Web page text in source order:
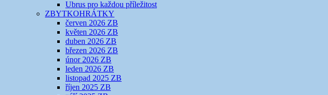
Ubrus pro každou příležitost
ZBYTKOHRÁTKY
červen 2026 ZB
květen 2026 ZB
duben 2026 ZB
březen 2026 ZB
únor 2026 ZB
leden 2026 ZB
listopad 2025 ZB
říjen 2025 ZB